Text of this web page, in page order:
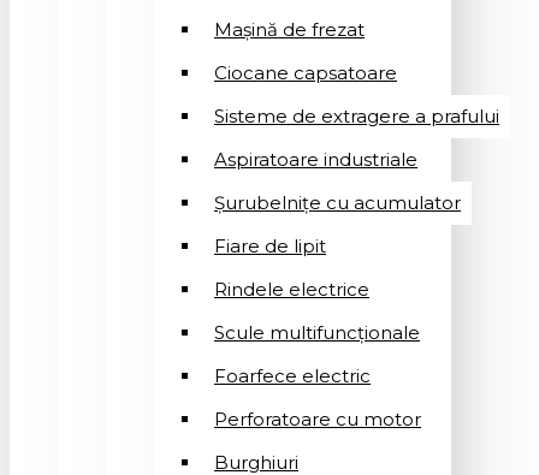
Mașină de frezat
Ciocane capsatoare
Sisteme de extragere a prafului
Aspiratoare industriale
Șurubelnițe cu acumulator
Fiare de lipit
Rindele electrice
Scule multifuncționale
Foarfece electric
Perforatoare cu motor
Burghiuri